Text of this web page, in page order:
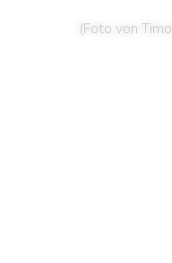
(Foto von